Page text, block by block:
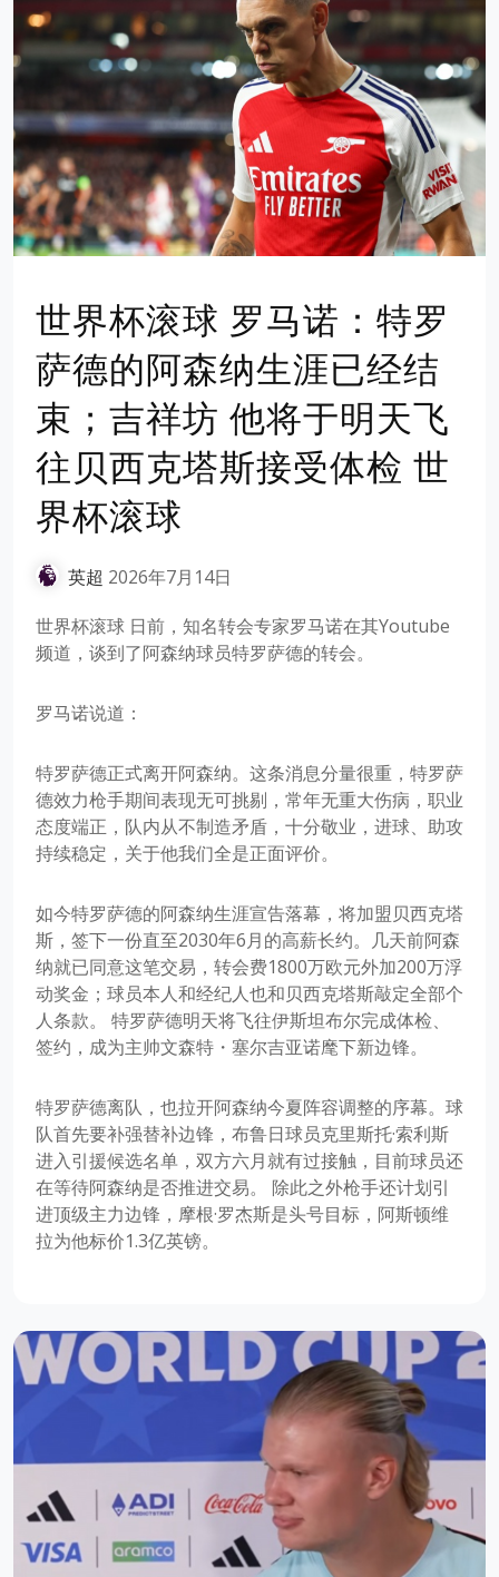
世界杯滚球 罗马诺：特罗
萨德的阿森纳生涯已经结
束；吉祥坊 他将于明天飞
往贝西克塔斯接受体检 世
界杯滚球
英超 2026年7月14日
世界杯滚球 日前，知名转会专家罗马诺在其Youtube
频道，谈到了阿森纳球员特罗萨德的转会。
罗马诺说道：
特罗萨德正式离开阿森纳。这条消息分量很重，特罗萨
德效力枪手期间表现无可挑剔，常年无重大伤病，职业
态度端正，队内从不制造矛盾，十分敬业，进球、助攻
持续稳定，关于他我们全是正面评价。
如今特罗萨德的阿森纳生涯宣告落幕，将加盟贝西克塔
斯，签下一份直至2030年6月的高薪长约。几天前阿森
纳就已同意这笔交易，转会费1800万欧元外加200万浮
动奖金；球员本人和经纪人也和贝西克塔斯敲定全部个
人条款。 特罗萨德明天将飞往伊斯坦布尔完成体检、
签约，成为主帅文森特・塞尔吉亚诺麾下新边锋。
特罗萨德离队，也拉开阿森纳今夏阵容调整的序幕。球
队首先要补强替补边锋，布鲁日球员克里斯托·索利斯
进入引援候选名单，双方六月就有过接触，目前球员还
在等待阿森纳是否推进交易。 除此之外枪手还计划引
进顶级主力边锋，摩根·罗杰斯是头号目标，阿斯顿维
拉为他标价1.3亿英镑。